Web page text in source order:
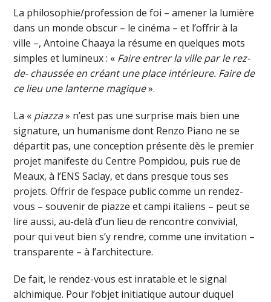
La philosophie/profession de foi – amener la lumière
dans un monde obscur – le cinéma – et l’offrir à la
ville –, Antoine Chaaya la résume en quelques mots
simples et lumineux : « Faire entrer la ville par le rez-
de- chaussée en créant une place intérieure. Faire de
ce lieu une lanterne magique».
La « piazza» n’est pas une surprise mais bien une
signature, un humanisme dont Renzo Piano ne se
départit pas, une conception présente dès le premier
projet manifeste du Centre Pompidou, puis rue de
Meaux, à l’ENS Saclay, et dans presque tous ses
projets. Offrir de l’espace public comme un rendez-
vous – souvenir de piazze et campi italiens – peut se
lire aussi, au-delà d’un lieu de rencontre convivial,
pour qui veut bien s’y rendre, comme une invitation –
transparente – à l’architecture.
De fait, le rendez-vous est inratable et le signal
alchimique. Pour l’objet initiatique autour duquel